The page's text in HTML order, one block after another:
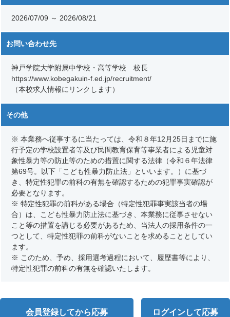
2026/07/09 ～ 2026/08/21
お問い合わせ先
神戸学院大学附属中学校・高等学校 校長
https://www.kobegakuin-f.ed.jp/recruitment/
（本校求人情報にリンクします）
その他
※ 本業務へ従事するに当たっては、令和８年12月25日までに施
行予定の学校設置者等及び民間教育保育等事業者による児童対
象性暴力等の防止等のための措置に関する法律（令和６年法律
第69号。以下「こども性暴力防止法」といいます。）に基づ
き、特定性犯罪の前科の有無を確認するための犯罪事実確認が
必要となります。
※ 特定性犯罪の前科がある場合（特定性犯罪事実該当者の場
合）は、こども性暴力防止法に基づき、本業務に従事させない
こと等の措置を講じる必要があるため、当法人の採用条件の一
つとして、特定性犯罪の前科がないことを求めることとしてい
ます。
※ このため、予め、採用選考過程において、履歴書等により、
特定性犯罪の前科の有無を確認いたします。
会員登録してから応募 ログインして応募